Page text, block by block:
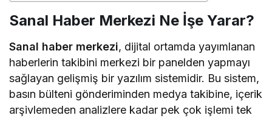
Sanal Haber Merkezi Ne İşe Yarar?
Sanal haber merkezi, dijital ortamda yayımlanan
haberlerin takibini merkezi bir panelden yapmayı
sağlayan gelişmiş bir yazılım sistemidir. Bu sistem,
basın bülteni gönderiminden medya takibine, içerik
arşivlemeden analizlere kadar pek çok işlemi tek